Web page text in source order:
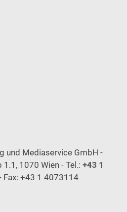
und Mediaservice GmbH -
1070 Wien - Tel.: +43 1
Fax: +43 1 4073114